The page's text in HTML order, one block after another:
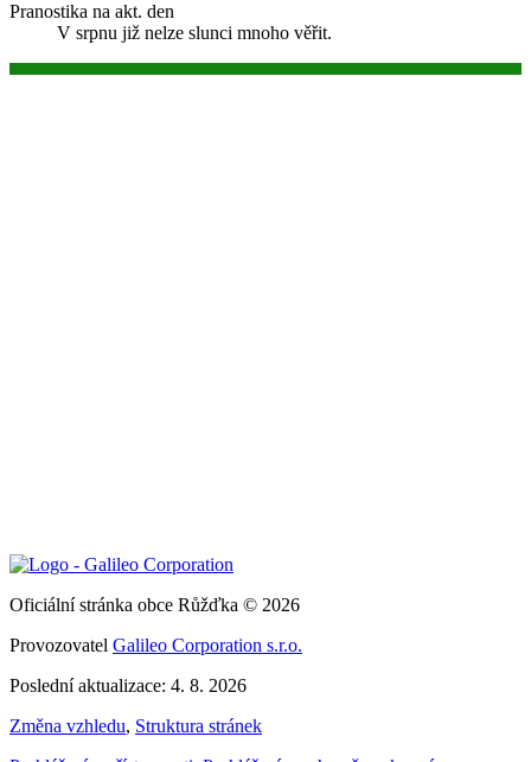
Pranostika na akt. den
V srpnu již nelze slunci mnoho věřit.
Oficiální stránka obce Růžďka © 2026
Provozovatel Galileo Corporation s.r.o.
Poslední aktualizace: 4. 8. 2026
Změna vzhledu, Struktura stránek